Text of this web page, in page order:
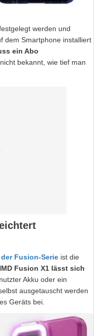
werden und
dem Smartphone installiert
ein Abo
bekannt, wie tief man
Fusion-Serie ist die
Fusion X1 lässt sich
Akku oder ein
ausgetauscht werden
Geräts bei.